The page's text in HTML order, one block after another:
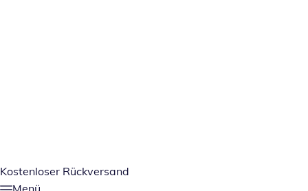
Kostenloser Rückversand
Menü